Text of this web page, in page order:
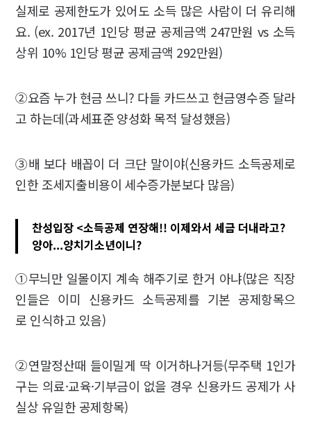
실제로 공제한도가 있어도 소득 많은 사람이 더 유리해
요. (ex. 2017년 1인당 평균 공제금액 247만원 vs 소득
상위 10% 1인당 평균 공제금액 292만원)
②요즘 누가 현금 쓰니? 다들 카드쓰고 현금영수증 달라
고 하는데(과세표준 양성화 목적 달성했음)
③배 보다 배꼽이 더 크단 말이야(신용카드 소득공제로
인한 조세지출비용이 세수증가분보다 많음)
찬성입장 <소득공제 연장해!! 이제와서 세금 더내라고?
양아...양치기소년이니?
①무늬만 일몰이지 계속 해주기로 한거 아냐(많은 직장
인들은 이미 신용카드 소득공제를 기본 공제항목으
로 인식하고 있음)
②연말정산때 들이밀게 딱 이거하나거등(무주택 1인가
구는 의료·교육·기부금이 없을 경우 신용카드 공제가 사
실상 유일한 공제항목)